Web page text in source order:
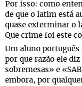
Por isso: como
de que o latim está
quase exterminar o
Que crime foi este
Um aluno português
por que razão ele
sobremesas» e
embora, por